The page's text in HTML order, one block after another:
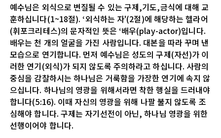
예수님은 외식으로 변질될 수 있는 구제,기도,금식에 대해 교
훈하십니다(1~18절). ‘외식하는 자'(2절)에 해당하는 헬라어
(휘포크리테스)의 문자적인 뜻은 ‘배우(play-actor)입니다.
배우는 천 개의 얼굴을 가진 사람입니다. 대본을 따라 꾸며 낸
모습으로 연기합니다. 먼저 예수님은 성도의 구제(자선)가 이
러한 연기(외식)가 되지 않도록 주의하라고 하십니다. 사람의
중심을 감찰하시는 하나님은 거룩함을 가장한 연기에 속지 않
으십니다. 하나님의 영광을 위해서라면 착한 행실을 드러내야
합니다(5:16). 이때 자신의 영광을 위해 나팔 불지 않도록 조
심해야 합니다. 구제는 자기선전이 아닌, 하나님 영광을 위한
선행이어야 합니다.